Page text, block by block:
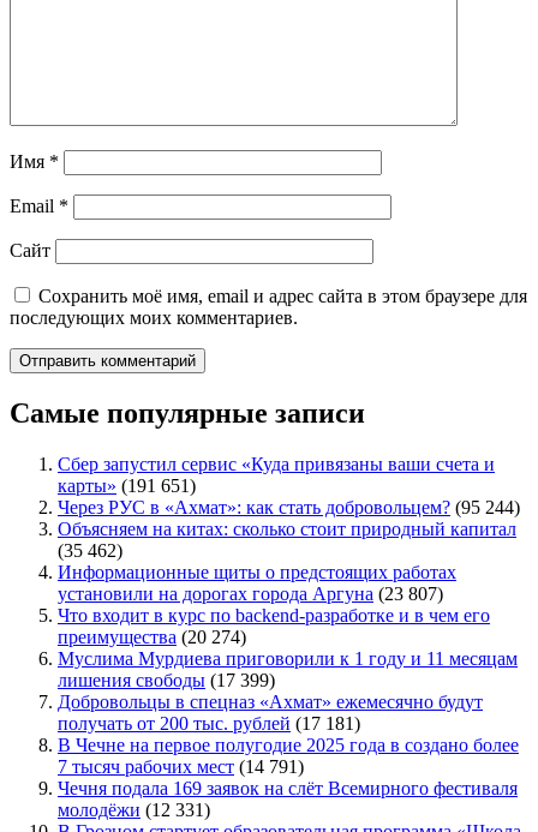
Имя *
Email *
Сайт
Сохранить моё имя, email и адрес сайта в этом браузере для
последующих моих комментариев.
Самые популярные записи
Сбер запустил сервис «Куда привязаны ваши счета и
карты» (191 651)
Через РУС в «Ахмат»: как стать добровольцем? (95 244)
Объясняем на китах: сколько стоит природный капитал
(35 462)
Информационные щиты о предстоящих работах
установили на дорогах города Аргуна (23 807)
Что входит в курс по backend-разработке и в чем его
преимущества (20 274)
Муслима Мурдиева приговорили к 1 году и 11 месяцам
лишения свободы (17 399)
Добровольцы в спецназ «Ахмат» ежемесячно будут
получать от 200 тыс. рублей (17 181)
В Чечне на первое полугодие 2025 года в создано более
7 тысяч рабочих мест (14 791)
Чечня подала 169 заявок на слёт Всемирного фестиваля
молодёжи (12 331)